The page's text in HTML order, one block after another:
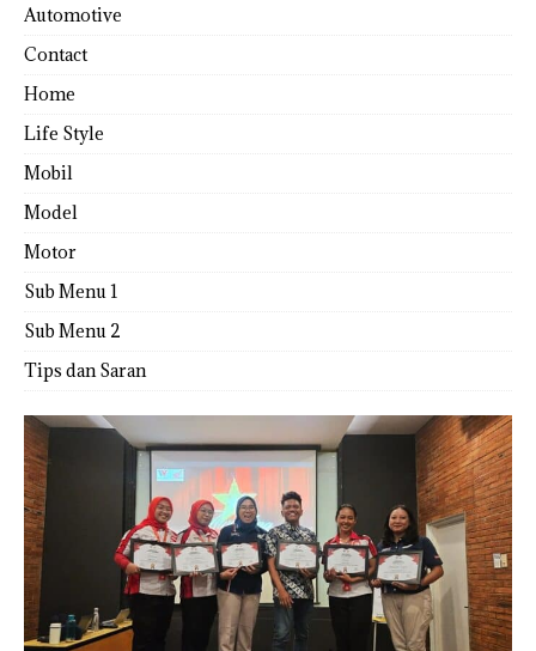
Automotive
Contact
Home
Life Style
Mobil
Model
Motor
Sub Menu 1
Sub Menu 2
Tips dan Saran